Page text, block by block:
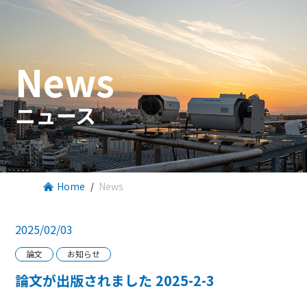
News
ニュース
Home News
2025/02/03
論文 お知らせ
論文が出版されました 2025-2-3